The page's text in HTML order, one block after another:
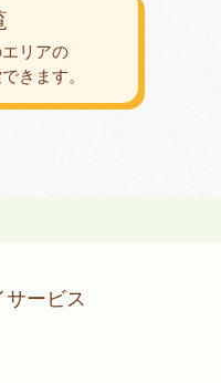
リアの
きます。
サービス